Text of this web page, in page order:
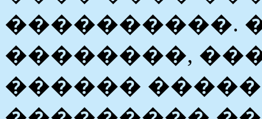
����������.
��������,
������